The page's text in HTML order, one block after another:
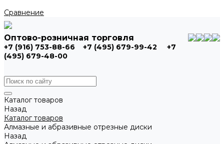
Сравнение
Оптово-розничная торговля
+7 (916) 753-88-66 +7 (495) 679-99-42
+7
(495) 679-48-00
Каталог товаров
Назад
Каталог товаров
Алмазные и абразивные отрезные диски
Назад